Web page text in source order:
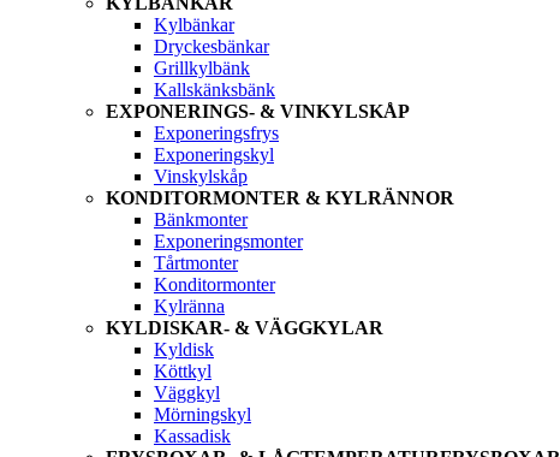
Kylbänkar
Dryckesbänkar
Grillkylbänk
Kallskänksbänk
EXPONERINGS- & VINKYLSKÅP
Exponeringsfrys
Exponeringskyl
Vinskylskåp
KONDITORMONTER & KYLRÄNNOR
Bänkmonter
Exponeringsmonter
Tårtmonter
Konditormonter
Kylränna
KYLDISKAR- & VÄGGKYLAR
Kyldisk
Köttkyl
Väggkyl
Mörningskyl
Kassadisk